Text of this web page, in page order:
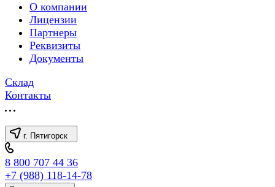
О компании
Лицензии
Партнеры
Реквизиты
Документы
Склад
Контакты
г. Пятигорск
8 800 707 44 36
+7 (988) 118-14-78